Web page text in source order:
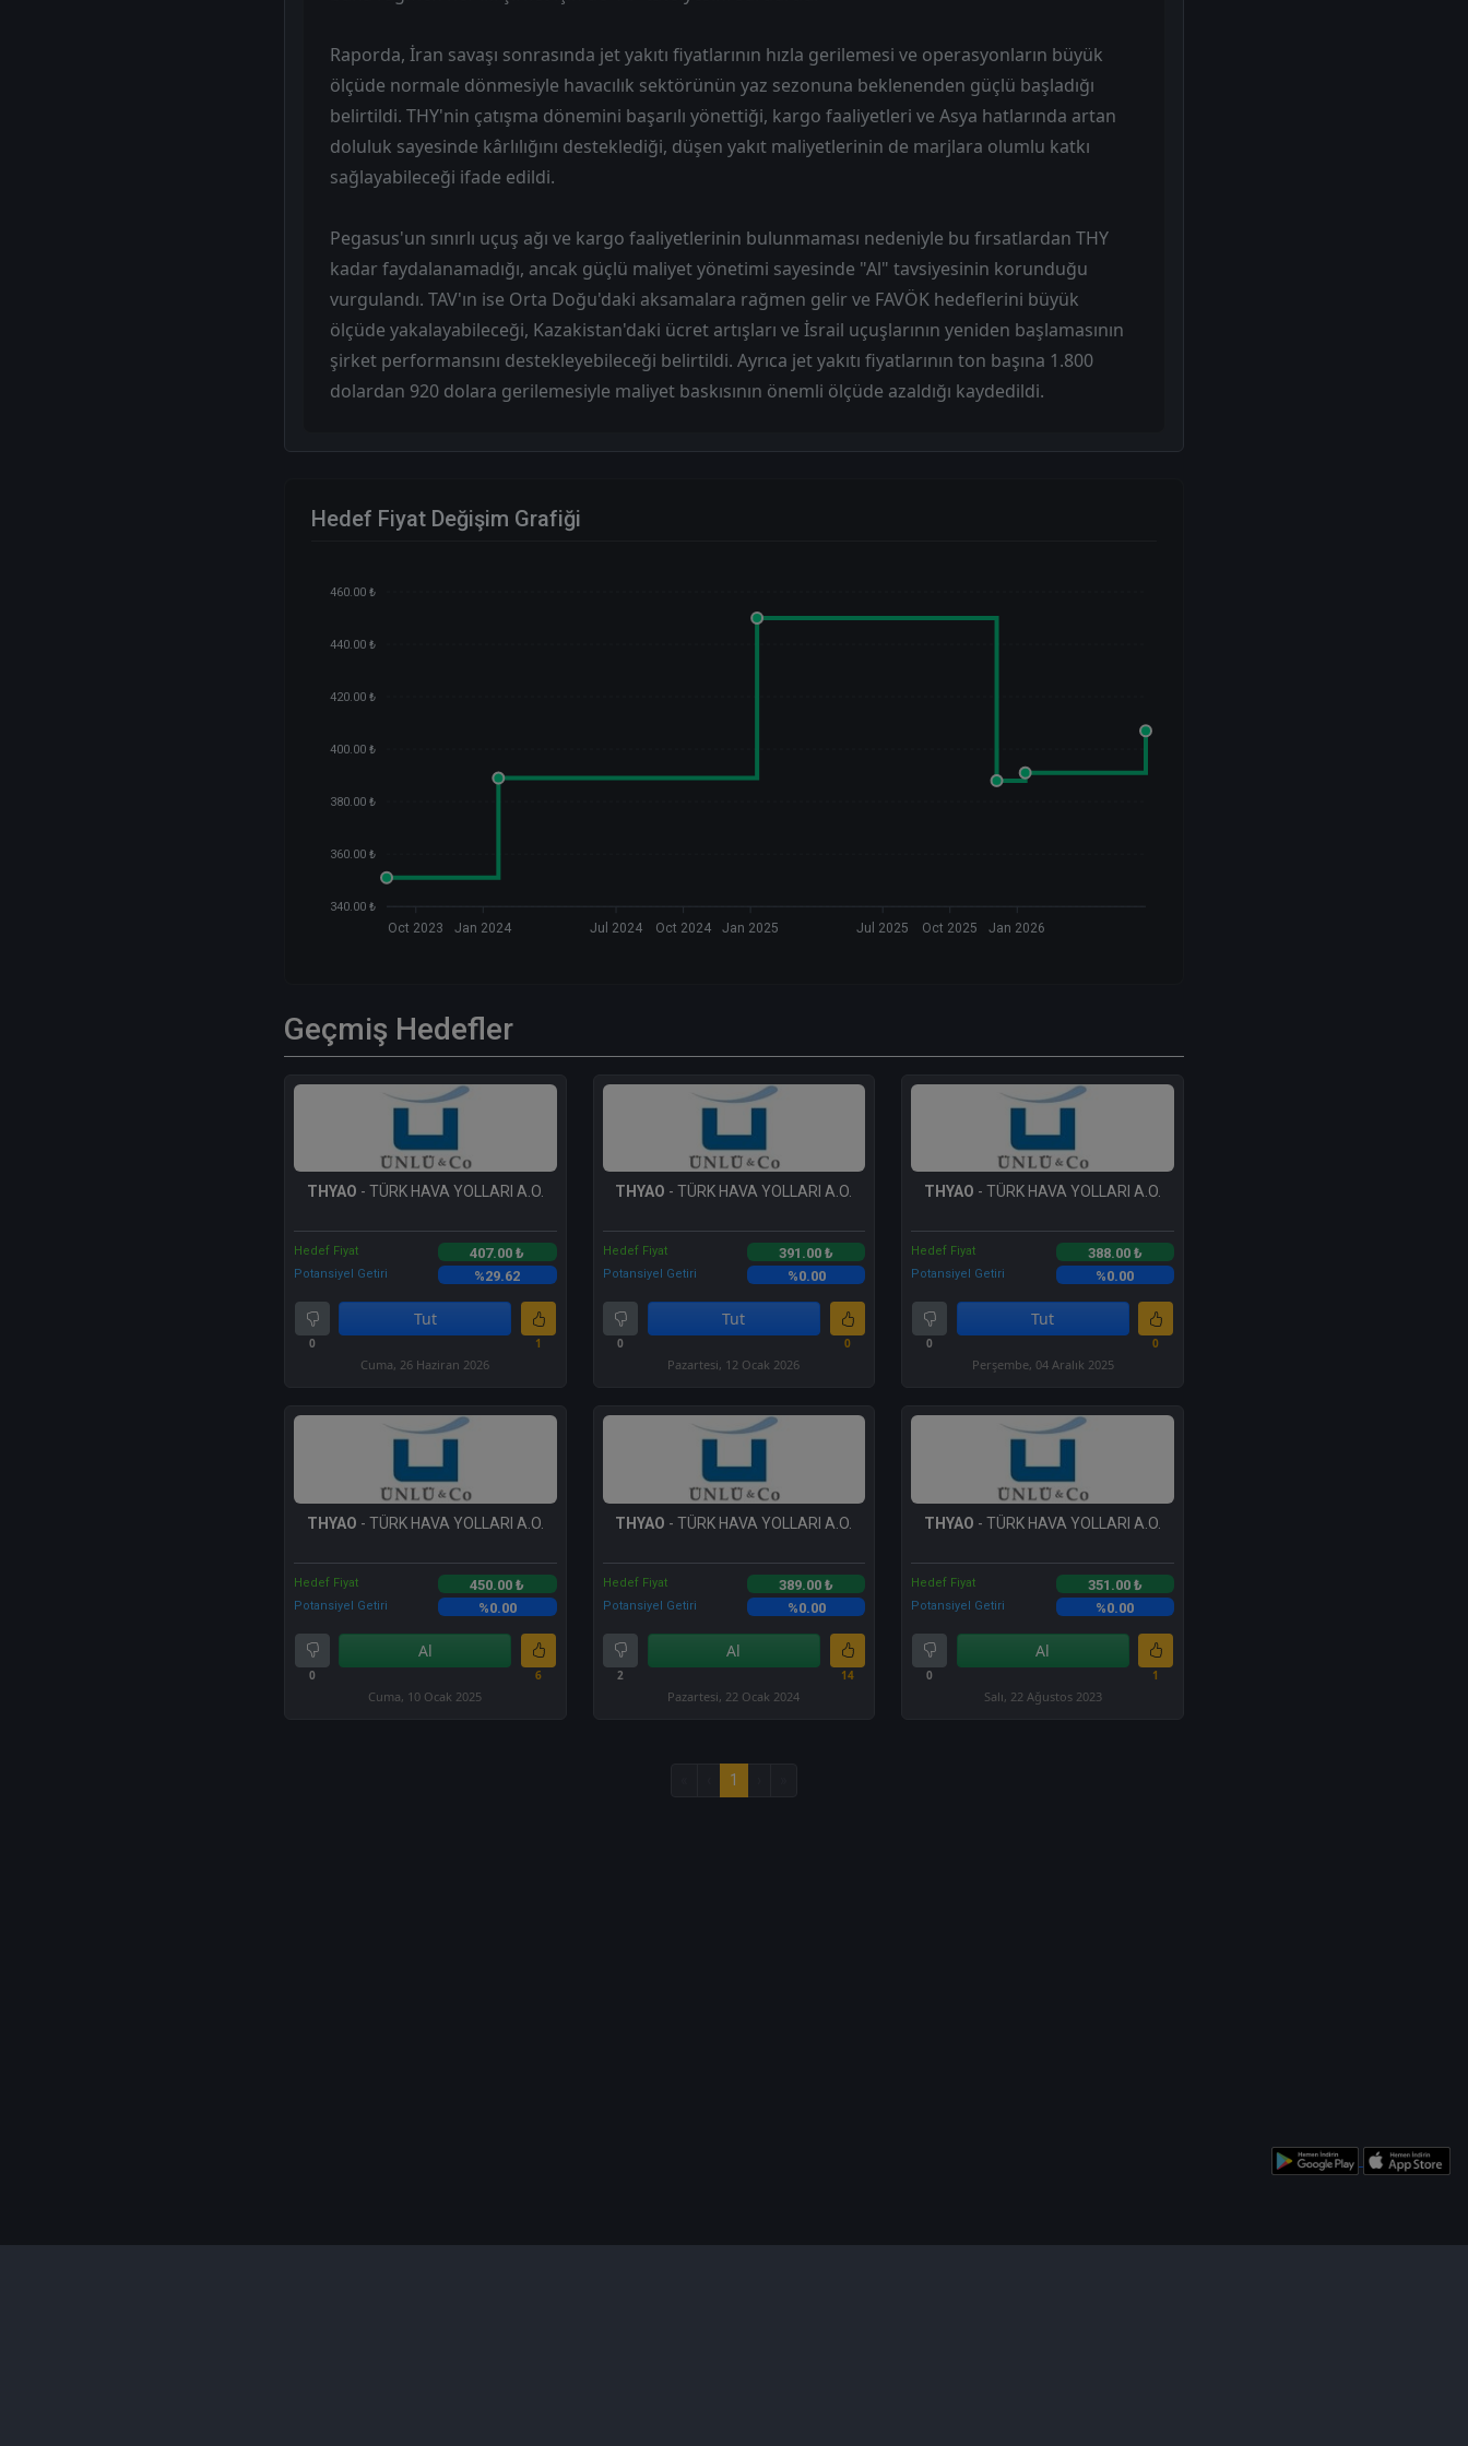
Raporda, İran savaşı sonrasında jet yakıtı fiyatlarının hızla gerilemesi ve operasyonların büyük
ölçüde normale dönmesiyle havacılık sektörünün yaz sezonuna beklenenden güçlü başladığı
belirtildi. THY'nin çatışma dönemini başarılı yönettiği, kargo faaliyetleri ve Asya hatlarında artan
doluluk sayesinde kârlılığını desteklediği, düşen yakıt maliyetlerinin de marjlara olumlu katkı
sağlayabileceği ifade edildi.
Pegasus'un sınırlı uçuş ağı ve kargo faaliyetlerinin bulunmaması nedeniyle bu fırsatlardan THY
kadar faydalanamadığı, ancak güçlü maliyet yönetimi sayesinde "Al" tavsiyesinin korunduğu
vurgulandı. TAV'ın ise Orta Doğu'daki aksamalara rağmen gelir ve FAVÖK hedeflerini büyük
ölçüde yakalayabileceği, Kazakistan'daki ücret artışları ve İsrail uçuşlarının yeniden başlamasının
şirket performansını destekleyebileceği belirtildi. Ayrıca jet yakıtı fiyatlarının ton başına 1.800
dolardan 920 dolara gerilemesiyle maliyet baskısının önemli ölçüde azaldığı kaydedildi.
Hedef Fiyat Değişim Grafiği
460.00 ₺
440.00 ₺
420.00 ₺
400.00 ₺
380.00 ₺
360.00 ₺
340.00 ₺
Oct 2023 Jan 2024 Jul 2024 Oct 2024 Jan 2025 Jul 2025 Oct 2025 Jan 2026
Geçmiş Hedefler
THYAO - TÜRK HAVA YOLLARI A.O.
Hedef Fiyat 407.00 ₺
Potansiyel Getiri %29.62
0
Tut
1
Cuma, 26 Haziran 2026
THYAO - TÜRK HAVA YOLLARI A.O.
Hedef Fiyat 391.00 ₺
Potansiyel Getiri %0.00
0
Tut
0
Pazartesi, 12 Ocak 2026
THYAO - TÜRK HAVA YOLLARI A.O.
Hedef Fiyat 388.00 ₺
Potansiyel Getiri %0.00
0
Tut
0
Perşembe, 04 Aralık 2025
THYAO - TÜRK HAVA YOLLARI A.O.
Hedef Fiyat 450.00 ₺
Potansiyel Getiri %0.00
0
Al
6
Cuma, 10 Ocak 2025
THYAO - TÜRK HAVA YOLLARI A.O.
Hedef Fiyat 389.00 ₺
Potansiyel Getiri %0.00
2
Al
14
Pazartesi, 22 Ocak 2024
THYAO - TÜRK HAVA YOLLARI A.O.
Hedef Fiyat 351.00 ₺
Potansiyel Getiri %0.00
0
Al
1
Salı, 22 Ağustos 2023
1